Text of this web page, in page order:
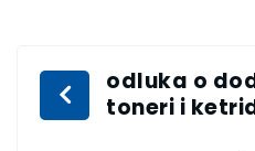
odluka o
toneri i